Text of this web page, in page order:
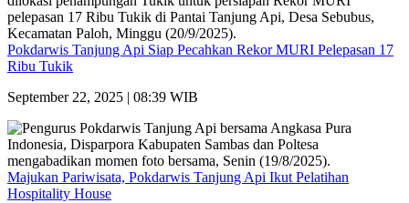
Pokdarwis Tanjung Api Siap Pecahkan Rekor MURI Pelepasan 17
Ribu Tukik
September 22, 2025 | 08:39 WIB
Majukan Pariwisata, Pokdarwis Tanjung Api Ikut Pelatihan
Hospitality House